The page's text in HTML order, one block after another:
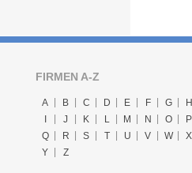
FIRMEN A-Z
A B C D E F G
H
J K L M N O
P
Q
R S T U V W
X
Y
Z